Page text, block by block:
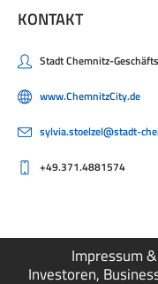
KONTAKT
Stadt Chemnitz-
www.ChemnitzCity.de
sylvia.stoelzel@stadt-
+49.371.4881574
Impressum
Investoren,